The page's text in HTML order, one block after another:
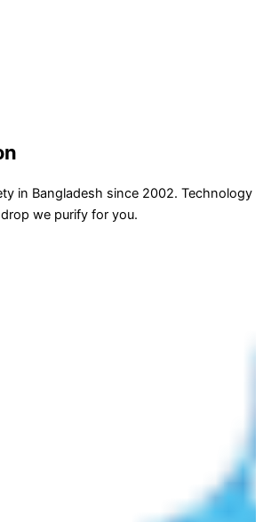
in Bangladesh since 2002. Technology
we purify for you.